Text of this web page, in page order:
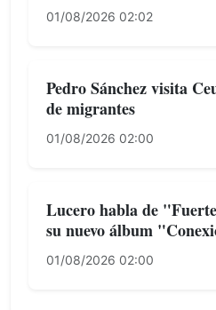
01/08/2026 02:02
Pedro Sánchez visita
de migrantes
01/08/2026 02:00
Lucero habla de
su nuevo álbum
01/08/2026 02:00